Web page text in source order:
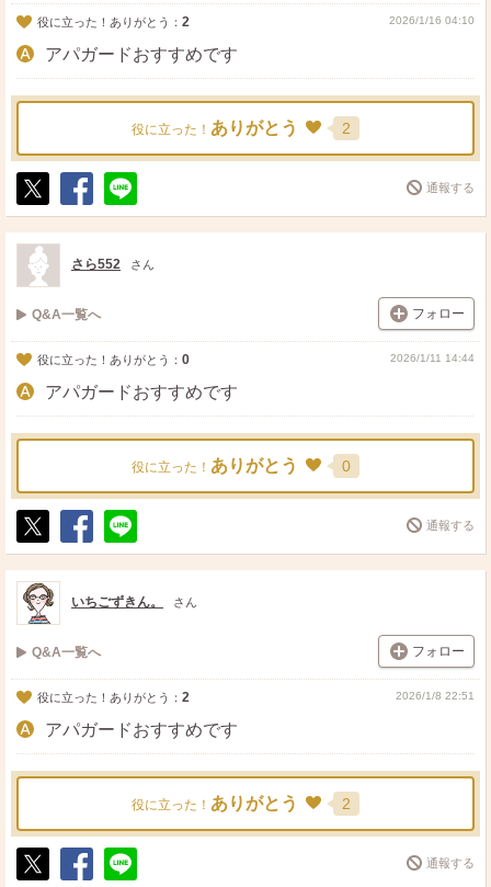
役に立った！ありがとう： 2 2026/1/16 04:10
アパガードおすすめです
役に立った！ ありがとう 2
ポ
ス
ト
シ
ェ
送
る
通報する
さら552 さん
Q&A一覧へ フォロー
役に立った！ありがとう： 0 2026/1/11 14:44
アパガードおすすめです
役に立った！ ありがとう 0
ポ
ス
ト
シ
ェ
送
る
通報する
いちごずきん。 さん
Q&A一覧へ フォロー
役に立った！ありがとう： 2 2026/1/8 22:51
アパガードおすすめです
役に立った！ ありがとう 2
通報する